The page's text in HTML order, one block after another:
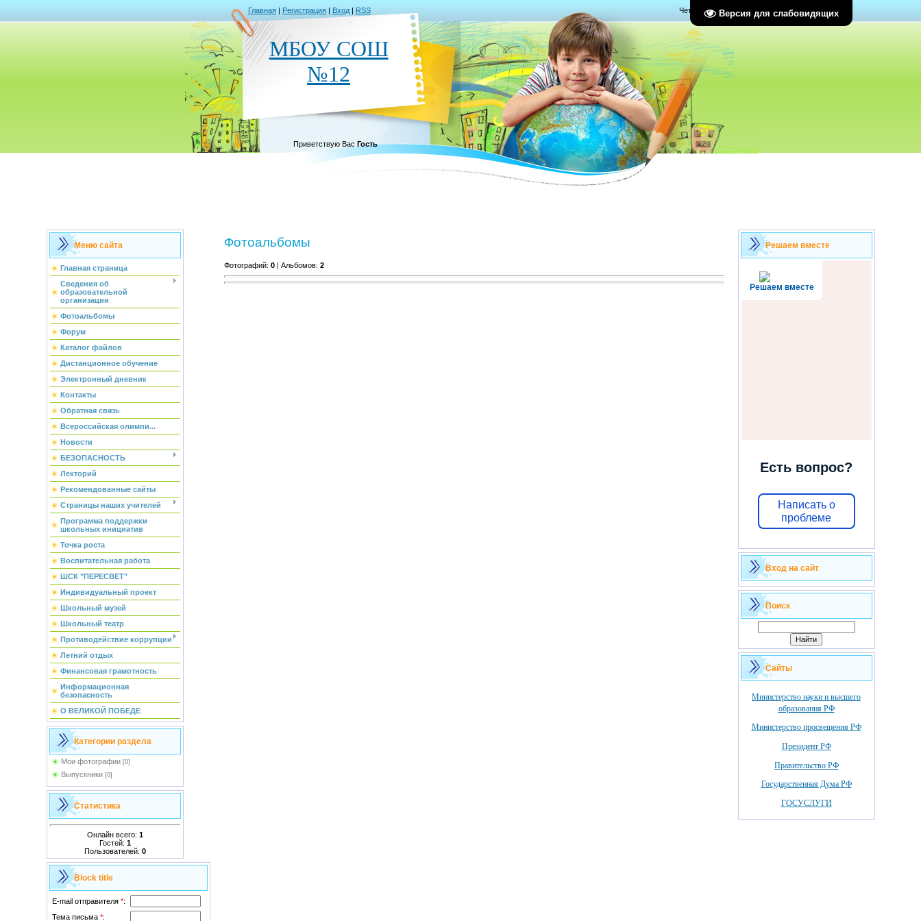
Версия для слабовидящих
Главная | Регистрация | Вход | RSS Четверг, 06.08.2026, 11:15
МБОУ СОШ
№12
Приветствую Вас Гость
Меню сайта
Главная страница
Сведения об
образовательной
организации
Фотоальбомы
Форум
Каталог файлов
Дистанционное обучение
Электронный дневник
Контакты
Обратная связь
Всероссийская олимпи...
Новости
БЕЗОПАСНОСТЬ
Лекторий
Рекомендованные сайты
Страницы наших учителей
Программа поддержки
школьных инициатив
Точка роста
Воспитательная работа
ШСК "ПЕРЕСВЕТ"
Индивидуальный проект
Школьный музей
Школьный театр
Противодействие коррупции
Летний отдых
Финансовая грамотность
Информационная
безопасность
О ВЕЛИКОЙ ПОБЕДЕ
Категории раздела
Мои фотографии [0]
Выпускники [0]
Статистика
Онлайн всего: 1
Гостей: 1
Пользователей: 0
Block title
E-mail отправителя *:
Тема письма *:
Фотоальбомы
Фотографий: 0| Альбомов: 2
Решаем вместе
Решаем вместе
Есть вопрос?
Написать о
проблеме
Вход на сайт
Поиск
Сайты
Министерство науки и высшего
образования РФ
Министерство просвещения РФ
Президент РФ
Правительство РФ
Государственная Дума РФ
ГОСУСЛУГИ